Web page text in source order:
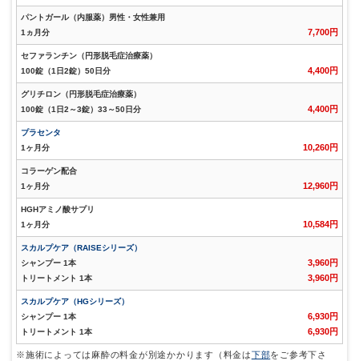
パントガール（内服薬）男性・女性兼用
1ヵ月分
7,700円
セファランチン（円形脱毛症治療薬）
100錠（1日2錠）50日分
4,400円
グリチロン（円形脱毛症治療薬）
100錠（1日2～3錠）33～50日分
4,400円
プラセンタ
1ヶ月分
10,260円
コラーゲン配合
1ヶ月分
12,960円
HGHアミノ酸サプリ
1ヶ月分
10,584円
スカルプケア（RAISEシリーズ）
シャンプー 1本
トリートメント 1本
3,960円
3,960円
スカルプケア（HGシリーズ）
シャンプー 1本
トリートメント 1本
6,930円
6,930円
※施術によっては麻酔の料金が別途かかります（料金は下部をご参考下さ